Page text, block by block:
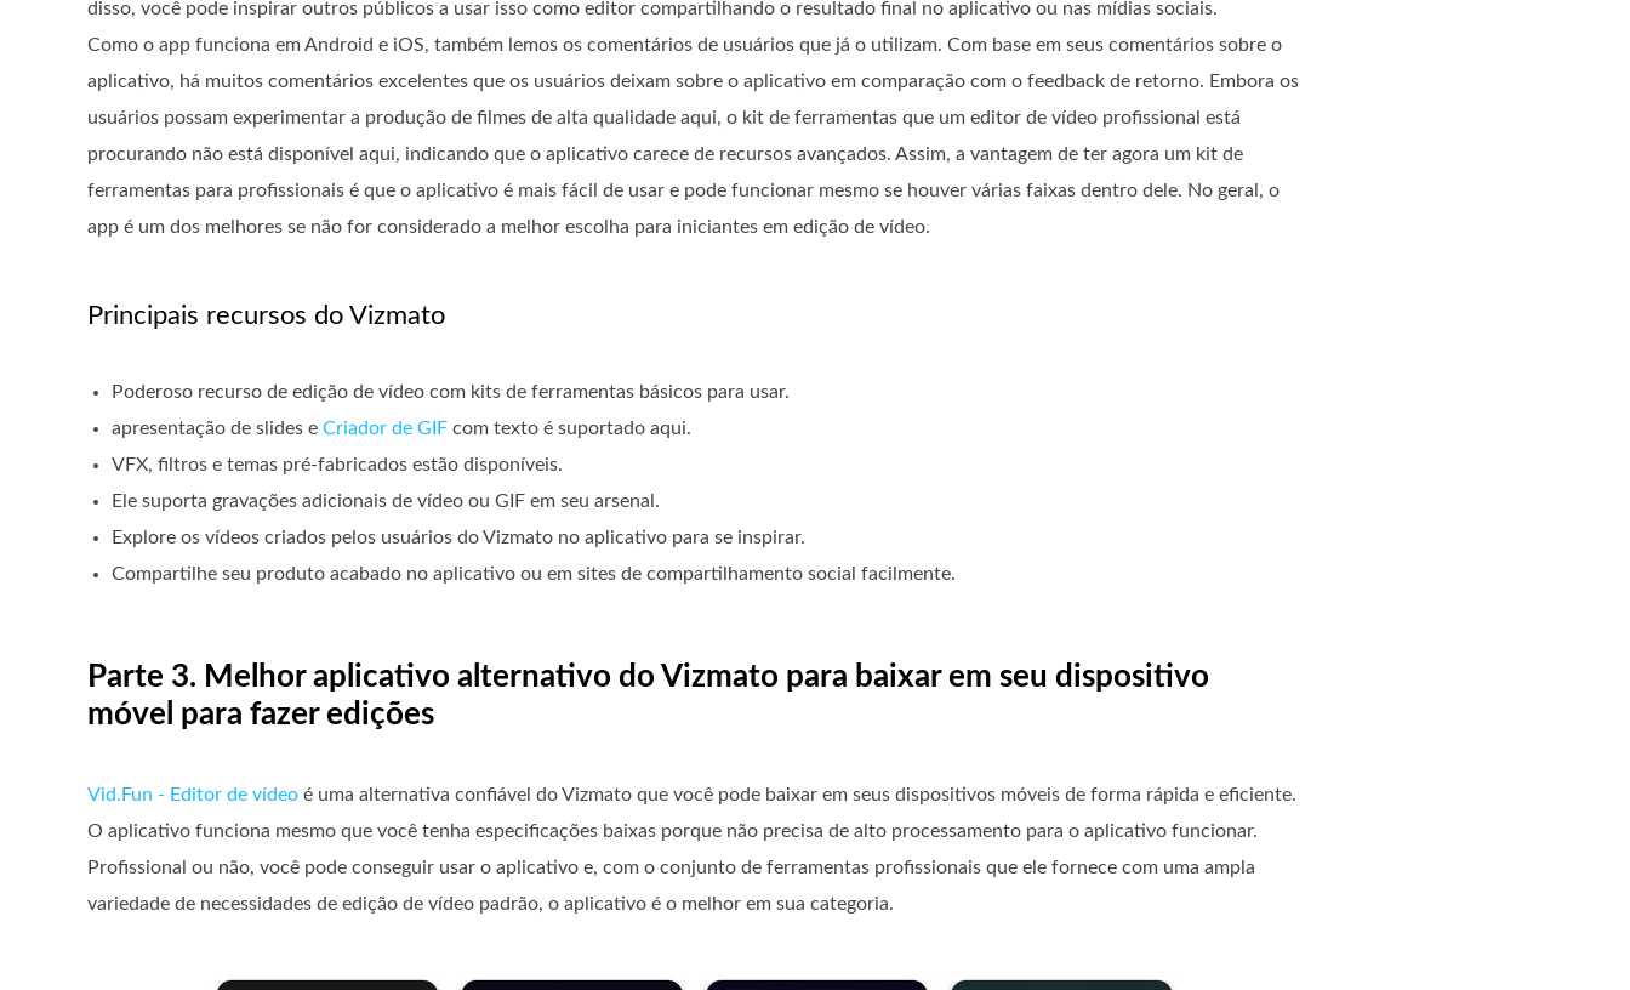
disso, você pode inspirar outros públicos a usar isso como editor compartilhando o resultado final no aplicativo ou nas mídias sociais.
Como o app funciona em Android e iOS, também lemos os comentários de usuários que já o utilizam. Com base em seus comentários sobre o
aplicativo, há muitos comentários excelentes que os usuários deixam sobre o aplicativo em comparação com o feedback de retorno. Embora os
usuários possam experimentar a produção de filmes de alta qualidade aqui, o kit de ferramentas que um editor de vídeo profissional está
procurando não está disponível aqui, indicando que o aplicativo carece de recursos avançados. Assim, a vantagem de ter agora um kit de
ferramentas para profissionais é que o aplicativo é mais fácil de usar e pode funcionar mesmo se houver várias faixas dentro dele. No geral, o
app é um dos melhores se não for considerado a melhor escolha para iniciantes em edição de vídeo.
Principais recursos do Vizmato
Poderoso recurso de edição de vídeo com kits de ferramentas básicos para usar.
apresentação de slides e Criador de GIF com texto é suportado aqui.
VFX, filtros e temas pré-fabricados estão disponíveis.
Ele suporta gravações adicionais de vídeo ou GIF em seu arsenal.
Explore os vídeos criados pelos usuários do Vizmato no aplicativo para se inspirar.
Compartilhe seu produto acabado no aplicativo ou em sites de compartilhamento social facilmente.
Parte 3. Melhor aplicativo alternativo do Vizmato para baixar em seu dispositivo
móvel para fazer edições
Vid.Fun - Editor de vídeo é uma alternativa confiável do Vizmato que você pode baixar em seus dispositivos móveis de forma rápida e eficiente.
O aplicativo funciona mesmo que você tenha especificações baixas porque não precisa de alto processamento para o aplicativo funcionar.
Profissional ou não, você pode conseguir usar o aplicativo e, com o conjunto de ferramentas profissionais que ele fornece com uma ampla
variedade de necessidades de edição de vídeo padrão, o aplicativo é o melhor em sua categoria.